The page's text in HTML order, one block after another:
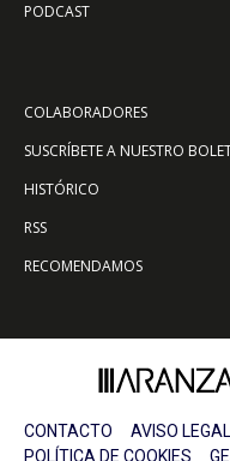
PODCAST
COLABORADORES
SUSCRÍBETE A NUESTRO
HISTÓRICO
RSS
RECOMENDAMOS
CONTACTO AVISO LEGAL
POLÍTICA DE COOKIES